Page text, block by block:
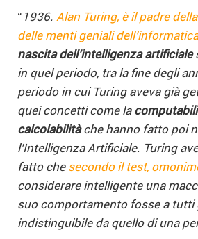
“ 1936. Alan Turing, è il padre
delle menti geniali
nascita dell’intelligenza artificiale
in quel periodo, tra la fine degli
periodo in cui Turing aveva già
quei concetti come la
calcolabilitàche hanno fatto poi
l’Intelligenza Artificiale. Turing
fatto che secondo il test,
considerare intelligente una
suo comportamento fosse a tutti
indistinguibile da quello di una